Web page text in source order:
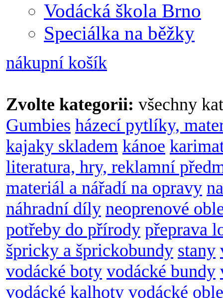
Vodácká škola Brno
Speciálka na běžky
nákupní košík
Zvolte kategorii: všechny
Gumbies házecí pytlíky,
kajaky skladem kánoe
literatura, hry, reklamní
materiál a nářadí na opravy
náhradní díly neoprenové
potřeby do přírody přeprava
špricky a šprickobundy stany
vodácké boty vodácké bundy
vodácké kalhoty vodácké